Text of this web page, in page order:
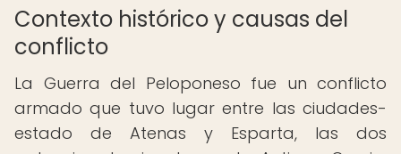
Contexto histórico y causas del
conflicto
La Guerra del Peloponeso fue un conflicto
armado que tuvo lugar entre las ciudades-
estado de Atenas y Esparta, las dos